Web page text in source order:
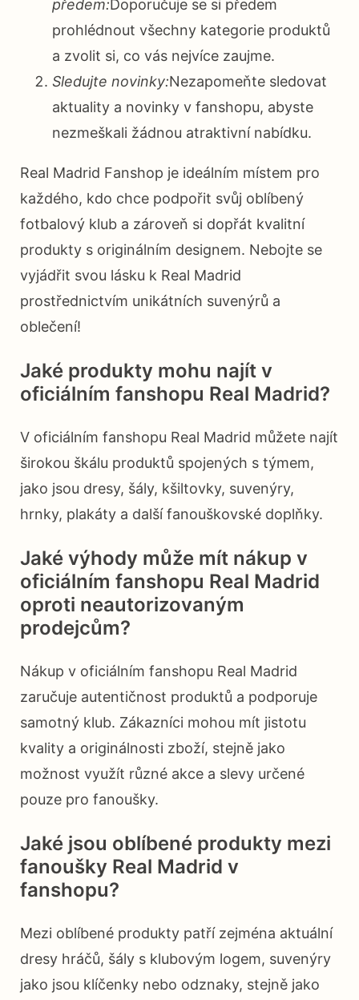
předem:Doporučuje se si předem
prohlédnout všechny kategorie produktů
a zvolit si, co vás nejvíce zaujme.
Sledujte novinky:Nezapomeňte sledovat
aktuality a novinky v fanshopu, abyste
nezmeškali žádnou atraktivní nabídku.
Real Madrid Fanshop je ideálním místem pro
každého, kdo chce podpořit svůj oblíbený
fotbalový klub a zároveň si dopřát kvalitní
produkty s originálním designem. Nebojte se
vyjádřit svou lásku k Real Madrid
prostřednictvím unikátních suvenýrů a
oblečení!
Jaké produkty mohu najít v
oficiálním fanshopu Real Madrid?
V oficiálním fanshopu Real Madrid můžete najít
širokou škálu produktů spojených s týmem,
jako jsou dresy, šály, kšiltovky, suvenýry,
hrnky, plakáty a další fanouškovské doplňky.
Jaké výhody může mít nákup v
oficiálním fanshopu Real Madrid
oproti neautorizovaným
prodejcům?
Nákup v oficiálním fanshopu Real Madrid
zaručuje autentičnost produktů a podporuje
samotný klub. Zákazníci mohou mít jistotu
kvality a originálnosti zboží, stejně jako
možnost využít různé akce a slevy určené
pouze pro fanoušky.
Jaké jsou oblíbené produkty mezi
fanoušky Real Madrid v
fanshopu?
Mezi oblíbené produkty patří zejména aktuální
dresy hráčů, šály s klubovým logem, suvenýry
jako jsou klíčenky nebo odznaky, stejně jako